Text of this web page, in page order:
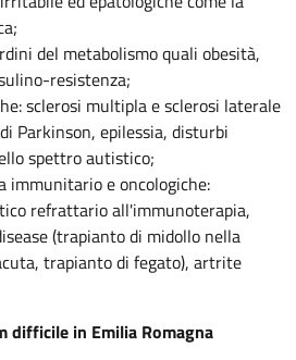
del metabolismo quali obesità,
resistenza;
sclerosi multipla e sclerosi laterale
Parkinson, epilessia, disturbi
spettro autistico;
immunitario e oncologiche:
refrattario all'immunoterapia,
(trapianto di midollo nella
trapianto di fegato), artrite
difficile in Emilia Romagna